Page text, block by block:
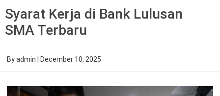
Syarat Kerja di Bank Lulusan
SMA Terbaru
Byadmin December 10, 2025